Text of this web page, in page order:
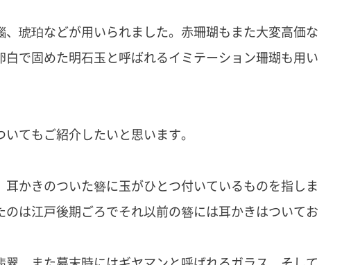
琥珀などが用いられました。赤珊瑚もまた大変高価な
で固めた明石玉と呼ばれるイミテーション珊瑚も用い
てもご紹介したいと思います。
かきのついた簪に玉がひとつ付いているものを指しま
は江戸後期ごろでそれ以前の簪には耳かきはついてお